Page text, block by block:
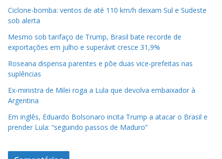
Ciclone-bomba: ventos de até 110 km/h deixam Sul e Sudeste
sob alerta
Mesmo sob tarifaço de Trump, Brasil bate recorde de
exportações em julho e superávit cresce 31,9%
Roseana dispensa parentes e põe duas vice-prefeitas nas
suplências
Ex-ministra de Milei roga a Lula que devolva embaixador à
Argentina
Em inglês, Eduardo Bolsonaro incita Trump a atacar o Brasil e
prender Lula: “seguindo passos de Maduro”